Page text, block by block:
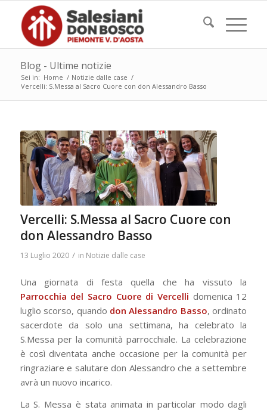
Blog - Ultime notizie
Sei in: Home / Notizie dalle case /
Vercelli: S.Messa al Sacro Cuore con don Alessandro Basso
Vercelli: S.Messa al Sacro Cuore con
don Alessandro Basso
13 Luglio 2020 / in Notizie dalle case
Una giornata di festa quella che ha vissuto la
Parrocchia del Sacro Cuore di Vercelli domenica 12
luglio scorso, quando don Alessandro Basso, ordinato
sacerdote da solo una settimana, ha celebrato la
S.Messa per la comunità parrocchiale. La celebrazione
è così diventata anche occasione per la comunità per
ringraziare e salutare don Alessandro che a settembre
avrà un nuovo incarico.
La S. Messa è stata animata in particolar modo dagli